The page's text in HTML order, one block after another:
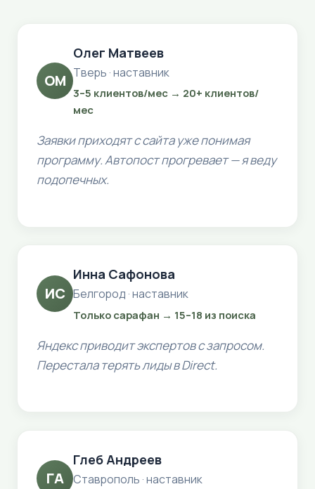
ОМ
Олег Матвеев
Тверь · наставник
3–5 клиентов/мес → 20+ клиентов/
мес
Заявки приходят с сайта уже понимая
программу. Автопост прогревает — я веду
подопечных.
ИС
Инна Сафонова
Белгород · наставник
Только сарафан → 15–18 из поиска
Яндекс приводит экспертов с запросом.
Перестала терять лиды в Direct.
ГА
Глеб Андреев
Ставрополь · наставник